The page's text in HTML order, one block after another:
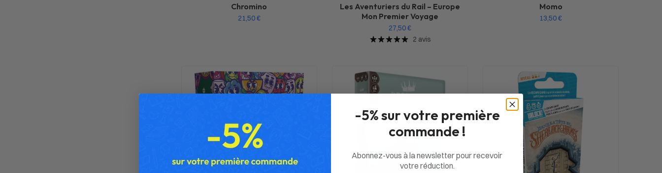
Chromino
21,50€
Les Aventuriers du Rail – Europe
Mon Premier Voyage
27,50€
2 avis
Momo
13,50€
-5% sur votre première
commande !
Abonnez-vous à la newsletter pour recevoir
votre réduction.